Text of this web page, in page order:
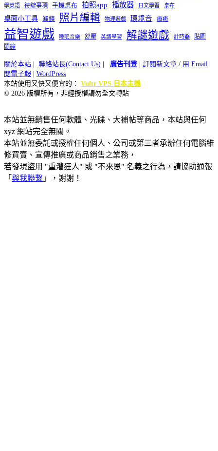
學英語 待辦事項 手機桌布 拍照app 播放器 日文學習 桌布
桌面小工具 濾鏡 照片編輯 物理遊戲 環境音 療癒
益智遊戲 睡眠音樂 舒壓 英語學習 解謎遊戲 計時器
貼圖
鬧鐘
關於本站 聯絡站長(Contact Us) 廣告刊登| 訂閱新文章 / 用 Email
閱電子報
WordPress
本站使用又快又便宜的： Vultr VPS 日本主機
© 2026 版權所有，非經授權請勿全文轉貼
本站並無銷售任何軟體、光碟、大補帖等商品，本站與任何
xyz 網站完全無關。
本站並無委託或授權任何個人、公司或第三者承辦任何電腦維
修買賣、宣傳推廣或商品銷售之業務，
若發現盜用 "重灌狂人" 或 "不來恩" 名義之行為，請協助通報
「 與我聯繫 」，謝謝！